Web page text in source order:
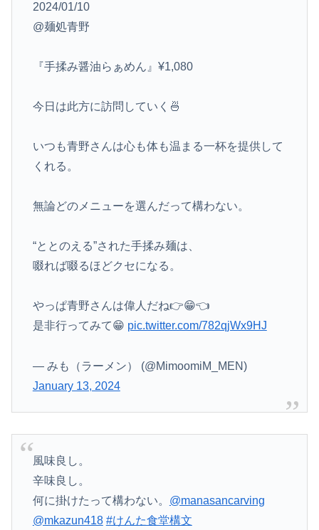
2024/01/10
@麺処青野
『手揉み醤油らぁめん』¥1,080
今日は此方に訪問していく🍜
いつも青野さんは心も体も温まる一杯を提供して
くれる。
無論どのメニューを選んだって構わない。
“ととのえる”された手揉み麺は、
啜れば啜るほどクセになる。
やっぱ青野さんは偉人だね👉😁👈
是非行ってみて😁 pic.twitter.com/782qjWx9HJ
— みも（ラーメン） (@MimoomiM_MEN)
January 13, 2024
風味良し。
辛味良し。
何に掛けたって構わない。 @manasancarving
@mkazun418 #けんた食堂構文